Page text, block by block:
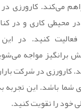
می‌کند. کارورزی
محیطی کاری و در
فعالیت کنید. در
برانگیز مواجه
کارورزی در شرکت
باشد. این تجربه
خود را تقویت کنید.